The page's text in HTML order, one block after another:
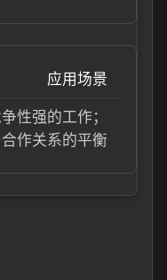
应用场景
性强的工作；
作关系的平衡